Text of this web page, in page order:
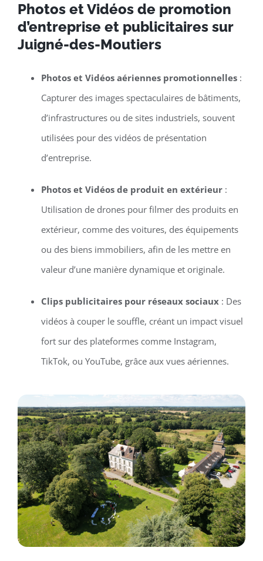
Photos et Vidéos de promotion
d’entreprise et publicitaires sur
Juigné-des-Moutiers
Photos et Vidéos aériennes promotionnelles:
Capturer des images spectaculaires de bâtiments,
d’infrastructures ou de sites industriels, souvent
utilisées pour des vidéos de présentation
d’entreprise.
Photos et Vidéos de produit en extérieur:
Utilisation de drones pour filmer des produits en
extérieur, comme des voitures, des équipements
ou des biens immobiliers, afin de les mettre en
valeur d’une manière dynamique et originale.
Clips publicitaires pour réseaux sociaux: Des
vidéos à couper le souffle, créant un impact visuel
fort sur des plateformes comme Instagram,
TikTok, ou YouTube, grâce aux vues aériennes.